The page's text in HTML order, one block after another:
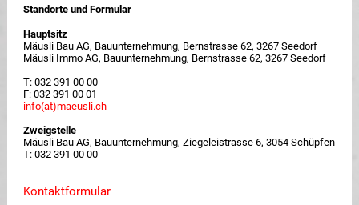
Standorte und Formular
Hauptsitz
Mäusli Bau AG, Bauunternehmung, Bernstrasse 62, 3267 Seedorf
Mäusli Immo AG, Bauunternehmung, Bernstrasse 62, 3267 Seedorf
T: 032 391 00 00
F: 032 391 00 01
info(at)maeusli.ch
Zweigstelle
Mäusli Bau AG, Bauunternehmung, Ziegeleistrasse 6, 3054 Schüpfen
T: 032 391 00 00
Kontaktformular